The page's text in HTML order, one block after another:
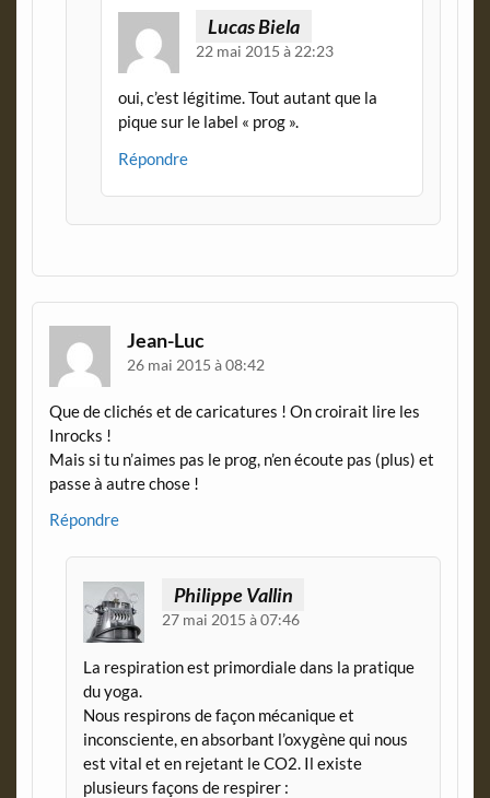
Lucas Biela
22 mai 2015 à 22:23
oui, c’est légitime. Tout autant que la
pique sur le label « prog ».
Répondre
Jean-Luc
26 mai 2015 à 08:42
Que de clichés et de caricatures ! On croirait lire les
Inrocks !
Mais si tu n’aimes pas le prog, n’en écoute pas (plus) et
passe à autre chose !
Répondre
Philippe Vallin
27 mai 2015 à 07:46
La respiration est primordiale dans la pratique
du yoga.
Nous respirons de façon mécanique et
inconsciente, en absorbant l’oxygène qui nous
est vital et en rejetant le CO2. Il existe
plusieurs façons de respirer :